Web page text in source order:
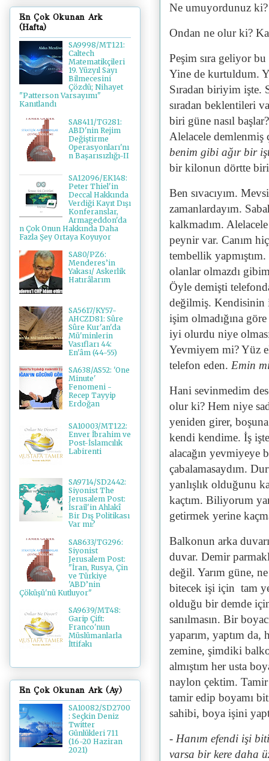
Ne umuyordunuz ki?
Ondan ne olur ki?
Peşim sıra geliyor
Yine de kurtuldum.
Sıradan biriyim işte.
sıradan beklentileri
biri güne nasıl
Alelacele
benim gibi ağır bir
bir kilonun dörtte biri
Ben sıvacıyım.
zamanlardayım.
kalkmadım.
peynir var. Canım
tembellik
olanlar olmazdı
Öyle demişti
değilmiş. Kendisinin
işim olmadığına
iyi olurdu niye
Yevmiyem mi? Yüz
telefon eden. Emin
Hani sevinmedim
olur ki? Hem niye
yeniden girer,
kendi kendime. İş
alacağın yevmiyeye
çabalamasaydım.
yanlışlık olduğunu
kaçtım. Biliyorum
getirmek yerine
Balkonun arka
duvar. Demir
değil. Yarım güne,
bitecek işi için tam
olduğu bir demde
sanılmasın. Bir
yaparım, yaptım
zemine, şimdiki
almıştım her usta
naylon çektim.
tamir edip boyamı
sahibi, boya işini
- Hanım efendi işi
varsa bir kere daha
En Çok Okunan Ark
(Hafta)
SA9998/MT121:
Caltech
Matematikçileri
19. Yüzyıl Sayı
Bilmecesini
Çözdü; Nihayet
"Patterson Varsayımı"
Kanıtlandı
SA8411/TG281:
ABD'nin Rejim
Değiştirme
Operasyonları'nı
n Başarısızlığı-II
SA12096/EK148:
Peter Thiel'in
Deccal Hakkında
Verdiği Kayıt Dışı
Konferanslar,
Armageddon'da
n Çok Onun Hakkında Daha
Fazla Şey Ortaya Koyuyor
SA80/PZ6:
Menderes’in
Yakası/ Askerlik
Hatırâlarım
SA5617/KY57-
AHCZD81: Sûre
Sûre Kur'an'da
Mü'minlerin
Vasıfları 44:
En'âm (44-55)
SA638/AS52: 'One
Minute'
Fenomeni -
Recep Tayyip
Erdoğan
SA10003/MT122:
Enver İbrahim ve
Post-İslamcılık
Labirenti
SA9714/SD2442:
Siyonist The
Jerusalem Post:
İsrail'in Ahlakî
Bir Dış Politikası
Var mı?
SA8633/TG296:
Siyonist
Jerusalem Post:
"İran, Rusya, Çin
ve Türkiye
'ABD’nin
Çöküşü'nü Kutluyor"
SA9639/MT48:
Garip Çift:
Franco'nun
Müslümanlarla
İttifakı
En Çok Okunan Ark (Ay)
SA10082/SD2700
: Seçkin Deniz
Twitter
Günlükleri 711
(16-20 Haziran
2021)